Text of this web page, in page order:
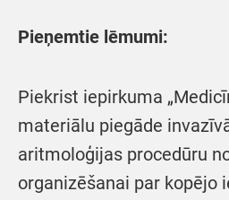
Pieņemtie lēmumi:
Piekrist iepirkuma
materiālu piegāde
aritmoloģijas procedūru
organizēšanai par kopējo